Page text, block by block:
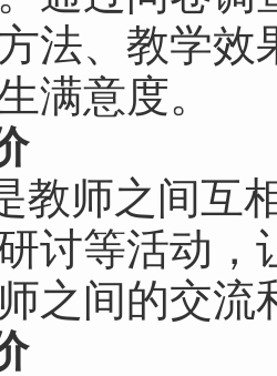
法、教学
满意度。
教师之间互
讨等活动，
之间的交流